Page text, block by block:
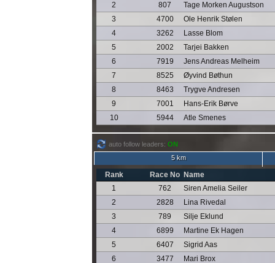
2
807
Tage Morken Augustson
3
4700
Ole Henrik Stølen
4
3262
Lasse Blom
5
2002
Tarjei Bakken
6
7919
Jens Andreas Melheim
7
8525
Øyvind Bøthun
8
8463
Trygve Andresen
9
7001
Hans-Erik Børve
10
5944 Atle Smenes
auto follow leaders: ON
5 km
Rank Race No Name
1
762
Siren Amelia Seiler
2
2828
Lina Rivedal
3
789
Silje Eklund
4
6899
Martine Ek Hagen
5
6407
Sigrid Aas
6
3477
Mari Brox